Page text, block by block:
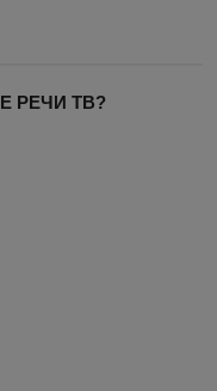
РЕЧИ ТВ?